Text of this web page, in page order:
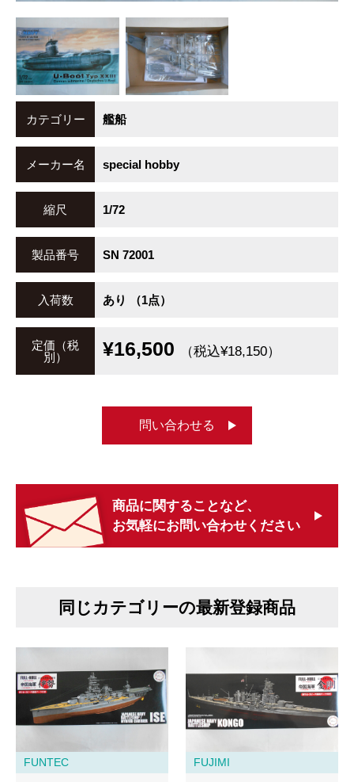
カテゴリー 艦船
メーカー名 special hobby
縮尺 1/72
製品番号 SN 72001
入荷数 あり （1点）
定価（税
別）
¥16,500 （税込¥18,150）
問い合わせる
商品に関することなど、
お気軽にお問い合わせください
同じカテゴリーの最新登録商品
FUNTEC FUJIMI